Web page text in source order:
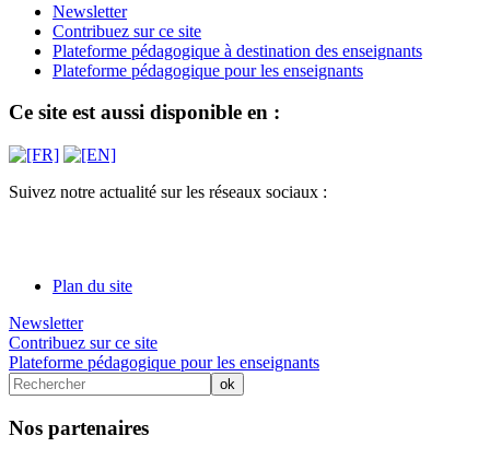
Newsletter
Contribuez sur ce site
Plateforme pédagogique à destination des enseignants
Plateforme pédagogique pour les enseignants
Ce site est aussi disponible en :
Suivez notre actualité sur les réseaux sociaux :
Plan du site
Newsletter
Contribuez sur ce site
Plateforme pédagogique pour les enseignants
Nos partenaires